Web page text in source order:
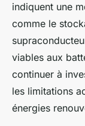
indiquent une
comme le
viables aux
continuer à
les limitations
énergies